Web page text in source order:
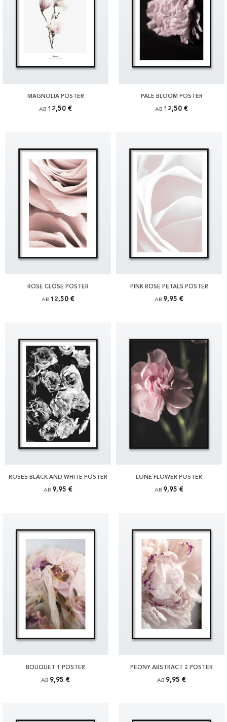
MAGNOLIA POSTER
AB 12,50 €
PALE BLOOM POSTER
AB 12,50 €
ROSE CLOSE POSTER
AB 12,50 €
PINK ROSE PETALS POSTER
AB 9,95 €
ROSES BLACK AND WHITE POSTER
AB 9,95 €
LONE FLOWER POSTER
AB 9,95 €
BOUQUET 1 POSTER
AB 9,95 €
PEONY ABSTRACT 2 POSTER
AB 9,95 €